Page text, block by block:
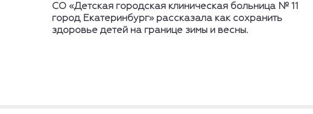
СО «Детская городская клиническая больница № 11
город Екатеринбург» рассказала как сохранить
здоровье детей на границе зимы и весны.